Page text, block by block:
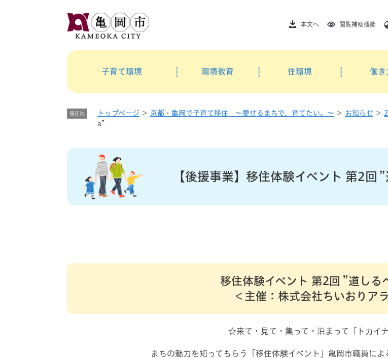
本文へ 閲覧補助機能
子育て環境 環境教育 住環境 働き
現在地 トップページ > 京都・亀岡で子育て移住 ～愛せるまちで、育てたい。～ > お知らせ >
a”
本
【後援事業】移住体験イベント 第2回
移住体験イベント 第2回 ”道し
​​＜ 主催 ：株式会社ちいおりア
☆来て・見て・集って・泊まって「トカイ
まちの魅力を知ってもらう「移住体験イベント」亀岡市職員によ